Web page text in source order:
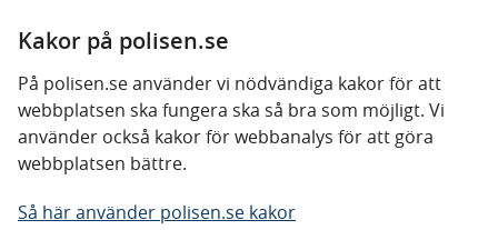
Kakor på polisen.se
På polisen.se använder vi nödvändiga kakor för att
webbplatsen ska fungera ska så bra som möjligt. Vi
använder också kakor för webbanalys för att göra
webbplatsen bättre.
Så här använder polisen.se kakor